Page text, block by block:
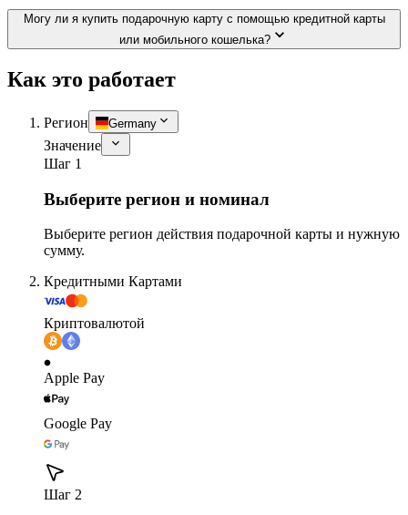
Могу ли я купить подарочную карту с помощью кредитной карты
или мобильного кошелька?
Как это работает
Регион Germany
Значение
Шаг 1
Выберите регион и номинал
Выберите регион действия подарочной карты и нужную
сумму.
Кредитными Картами
Криптовалютой
Apple Pay
Google Pay
Шаг 2